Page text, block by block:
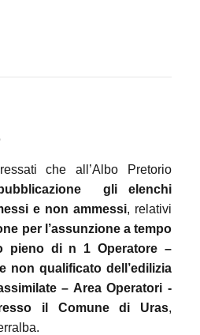
che all’Albo Pretorio
gli elenchi
e non ammessi, relativi
per l’assunzione a tempo
pieno di n 1 Operatore –
non qualificato dell’edilizia
– Area Operatori -
il Comune di Uras,